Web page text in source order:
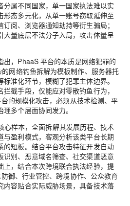
分属不同国家，单一国家执法难以实
形态多元化，从单一账号窃取延伸至
阅、浏览器通知劫持等衍生骗局；
大量底层不法分子入局，攻击体量呈
出，PhaaS 平台的本质是网络犯罪的
的网络钓鱼拆解为模板制作、服务器托
准化环节，模糊了犯罪主体边界。
截手段，仅能应对零散钓鱼行为，
的规模化攻击，必须从技术检测、平
多个层面协同发力。
心样本，全面拆解其发展历程、技术
与盈利模式，客观分析该类平台长期
的短板。结合平台攻击特征开发自动
识别、恶意域名筛查、社交渠道恶意
上，结合本次跨境联合执法经验，提
御、行业管控、跨境协作、公众教育
内容贴合实际威胁场景，具备技术落